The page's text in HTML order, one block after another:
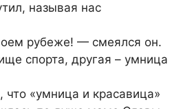
называя нас
рубеже! — смеялся он.
спорта, другая – умница
что «умница и красавица»